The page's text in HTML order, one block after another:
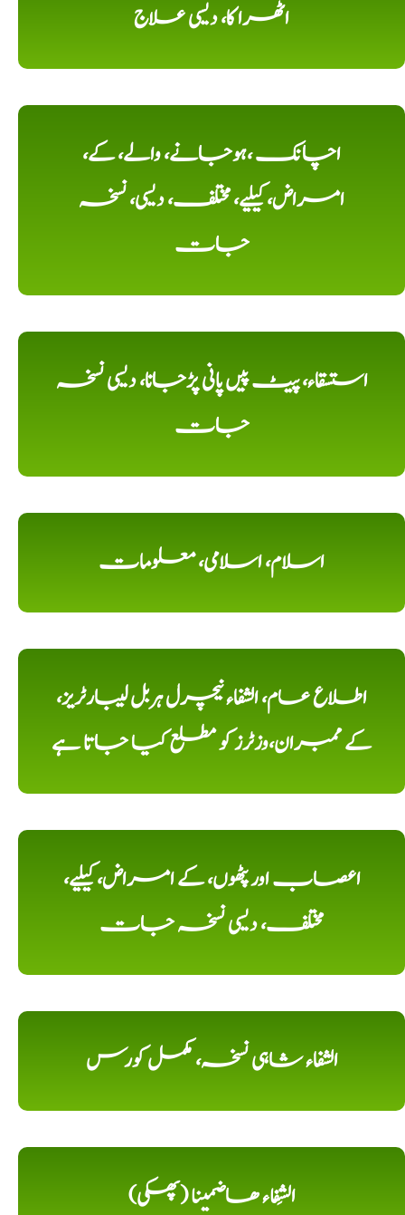
اٹھرا کا، دیسی علاج
اچانک ،ہوجانے، والے، کے،
امراض، کیلیے، مختلف، دیسی، نسخہ
جات
استسقاء، پیٹ پیں پانی پڑجانا، دیسی نسخہ
جات
اسلام، اسلامی، معلومات
اطلاع عام، الشفاء نیچرل ہربل لیبارٹریز،
کے ممبران،وزٹرز کو مطلع کیا جاتا ہے
اعصاب اور پٹھوں، کے امراض، کیلیے،
مختلف، دیسی نسخہ جات
الشفاء شاہی نسخہ، مکمل کورس
الشِفاء ھاضمینا (پھکی)